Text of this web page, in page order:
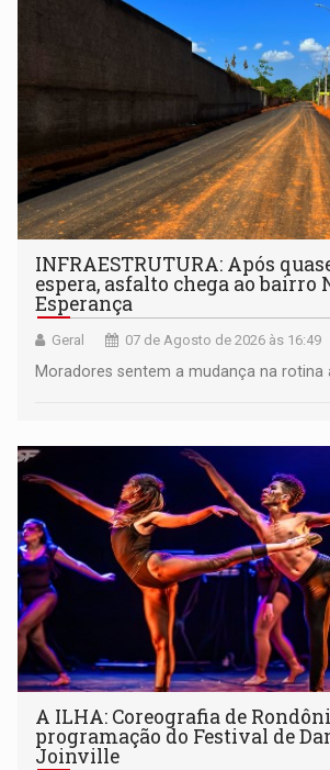
INFRAESTRUTURA: Após
espera, asfalto chega ao bairro
Esperança
Geral 07 de Agosto de 2026 às 16:49
Moradores sentem a mudança na rotina
A ILHA: Coreografia de
programação do Festival de
Joinville